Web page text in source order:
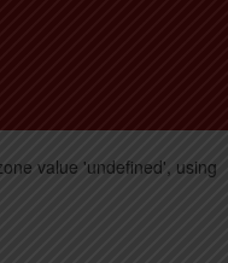
value 'undefined', using